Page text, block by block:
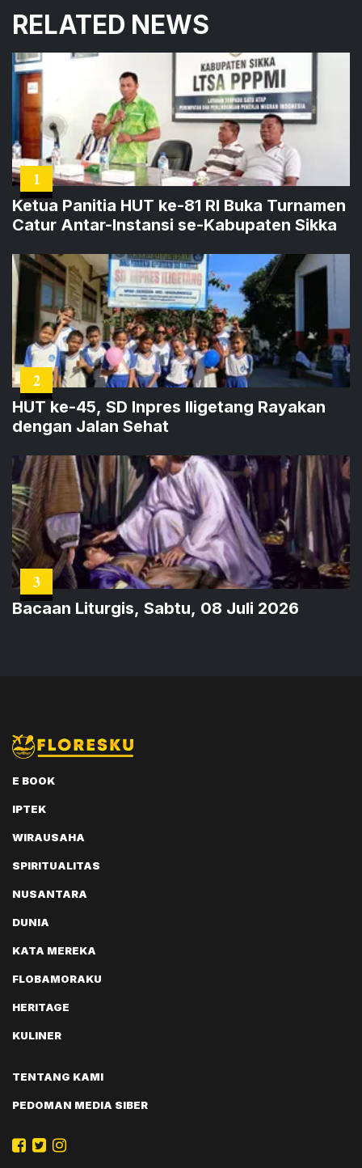
RELATED NEWS
1
Ketua Panitia HUT ke-81 RI Buka Turnamen
Catur Antar-Instansi se-Kabupaten Sikka
2
HUT ke-45, SD Inpres Iligetang Rayakan
dengan Jalan Sehat
3
Bacaan Liturgis, Sabtu, 08 Juli 2026
E BOOK
IPTEK
WIRAUSAHA
SPIRITUALITAS
NUSANTARA
DUNIA
KATA MEREKA
FLOBAMORAKU
HERITAGE
KULINER
TENTANG KAMI
PEDOMAN MEDIA SIBER